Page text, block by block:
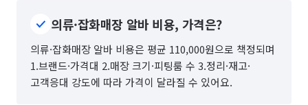
의류·잡화매장 알바 비용, 가격은?
의류·잡화매장 알바 비용은 평균 110,000원으로 책정되며
1.브랜드·가격대 2.매장 크기·피팅룸 수 3.정리·재고·
고객응대 강도에 따라 가격이 달라질 수 있어요.